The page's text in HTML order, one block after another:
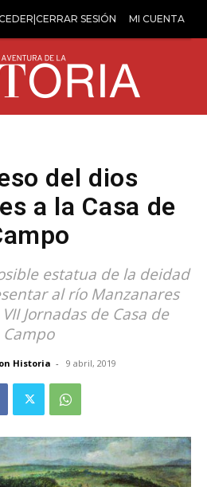
SESIÓN MI CUENTA
del dios
a la Casa de
estatua de la deidad
al río Manzanares
Jornadas de Casa de
Campo
Historia - 9 abril, 2019